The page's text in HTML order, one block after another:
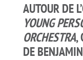
AUTOUR DE
YOUNG
ORCHESTRA,
DE